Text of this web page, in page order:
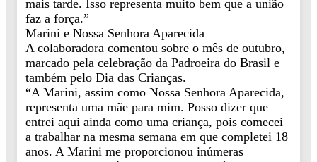
mais tarde. Isso representa muito bem que a união
faz a força.”
Marini e Nossa Senhora Aparecida
A colaboradora comentou sobre o mês de outubro,
marcado pela celebração da Padroeira do Brasil e
também pelo Dia das Crianças.
“A Marini, assim como Nossa Senhora Aparecida,
representa uma mãe para mim. Posso dizer que
entrei aqui ainda como uma criança, pois comecei
a trabalhar na mesma semana em que completei 18
anos. A Marini me proporcionou inúmeras